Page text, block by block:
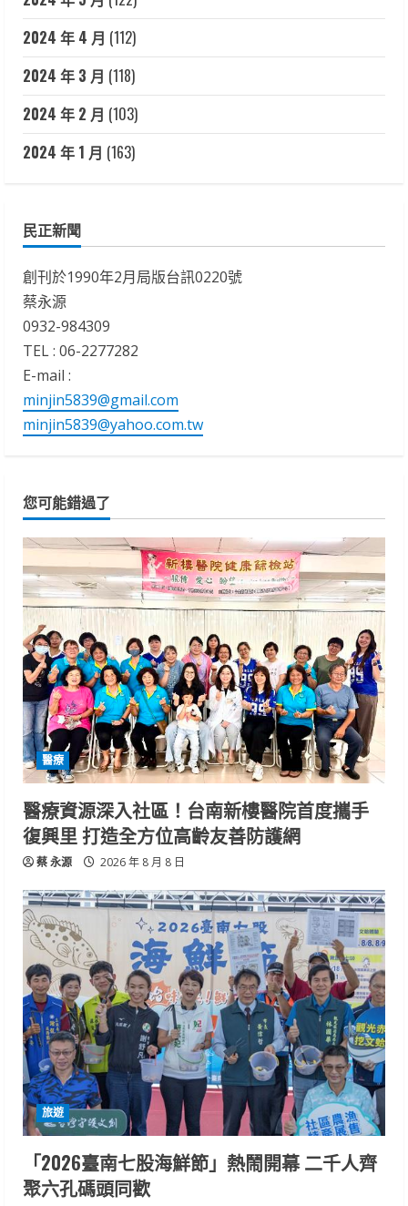
2024 年 4 月 (112)
2024 年 3 月 (118)
2024 年 2 月 (103)
2024 年 1 月 (163)
民正新聞
創刊於1990年2月局版台訊0220號
蔡永源
0932-984309
TEL : 06-2277282
E-mail :
minjin5839@gmail.com
minjin5839@yahoo.com.tw
您可能錯過了
醫療
醫療資源深入社區！台南新樓醫院首度攜手
復興里 打造全方位高齡友善防護網
蔡 永源 2026 年 8 月 8 日
旅遊
「2026臺南七股海鮮節」熱鬧開幕 二千人齊
聚六孔碼頭同歡